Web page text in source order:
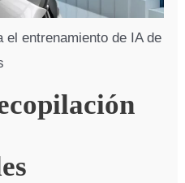
el entrenamiento de IA de